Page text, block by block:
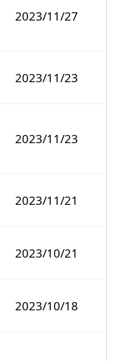
2023/11/27
2023/11/23
2023/11/23
2023/11/21
2023/10/21
2023/10/18